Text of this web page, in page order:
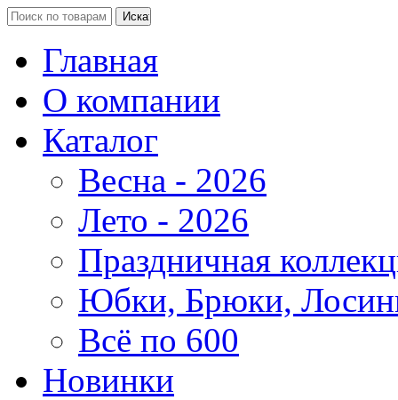
Главная
О компании
Каталог
Весна - 2026
Лето - 2026
Праздничная
Юбки, Брюки,
Всё по 600
Новинки